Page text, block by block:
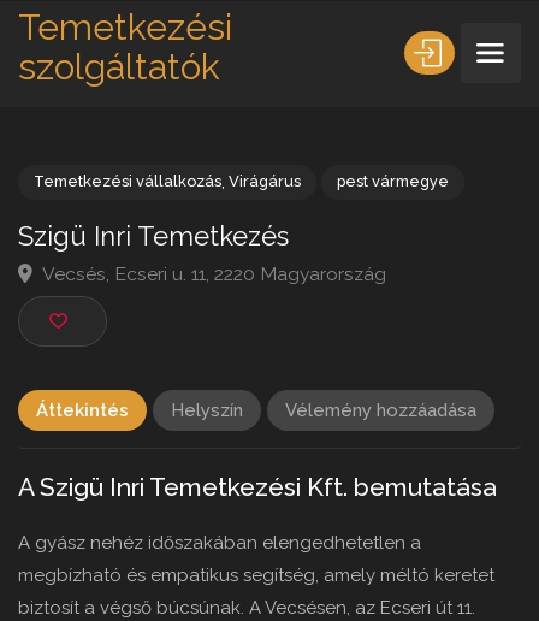
Temetkezési
szolgáltatók
Szigü Inri Temetkezés
Vecsés, Ecseri u. 11, 2220 Magyarország
Áttekintés Helyszín Vélemény hozzáadása
A Szigü Inri Temetkezési Kft. bemutatása
A gyász nehéz időszakában elengedhetetlen a
megbízható és empatikus segítség, amely méltó keretet
biztosít a végső búcsúnak. A Vecsésen, az Ecseri út 11.